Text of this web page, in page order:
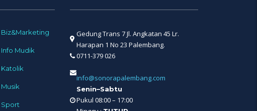
Biz&Marketing
Info Mudik
Katolik
Musik
Sport
Gedung Trans 7 Jl. Angkatan 45 Lr.
Harapan 1 No 23 Palembang.
0711-379 026
info@sonorapalembang.com
Senin–Sabtu
Pukul 08:00 – 17:00